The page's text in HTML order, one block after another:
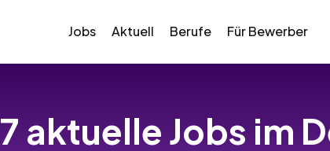
Jobs Aktuell Berufe Für Bewerber
7 aktuelle Jobs im